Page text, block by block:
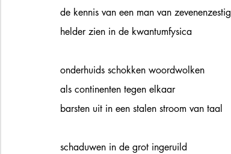
de kennis van een man van zevenenzestig
helder zien in de kwantumfysica
onderhuids schokken woordwolken
als continenten tegen elkaar
barsten uit in een stalen stroom van taal
schaduwen in de grot ingeruild